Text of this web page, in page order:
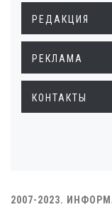
РЕДАКЦИЯ
РЕКЛАМА
КОНТАКТЫ
2007-2023.